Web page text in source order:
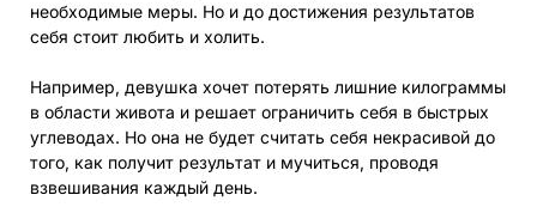
необходимые меры. Но и до достижения результатов
себя стоит любить и холить.
Например, девушка хочет потерять лишние килограммы
в области живота и решает ограничить себя в быстрых
углеводах. Но она не будет считать себя некрасивой до
того, как получит результат и мучиться, проводя
взвешивания каждый день.